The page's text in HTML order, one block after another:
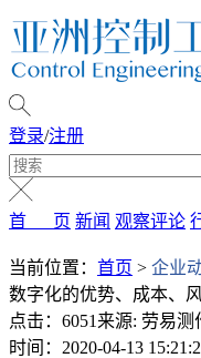
登录/注册
首 页 新闻 观察评论
当前位置： 首页 > 企业
数字化的优势、成本、
点击：6051 来源: 劳易测
时间：2020-04-13